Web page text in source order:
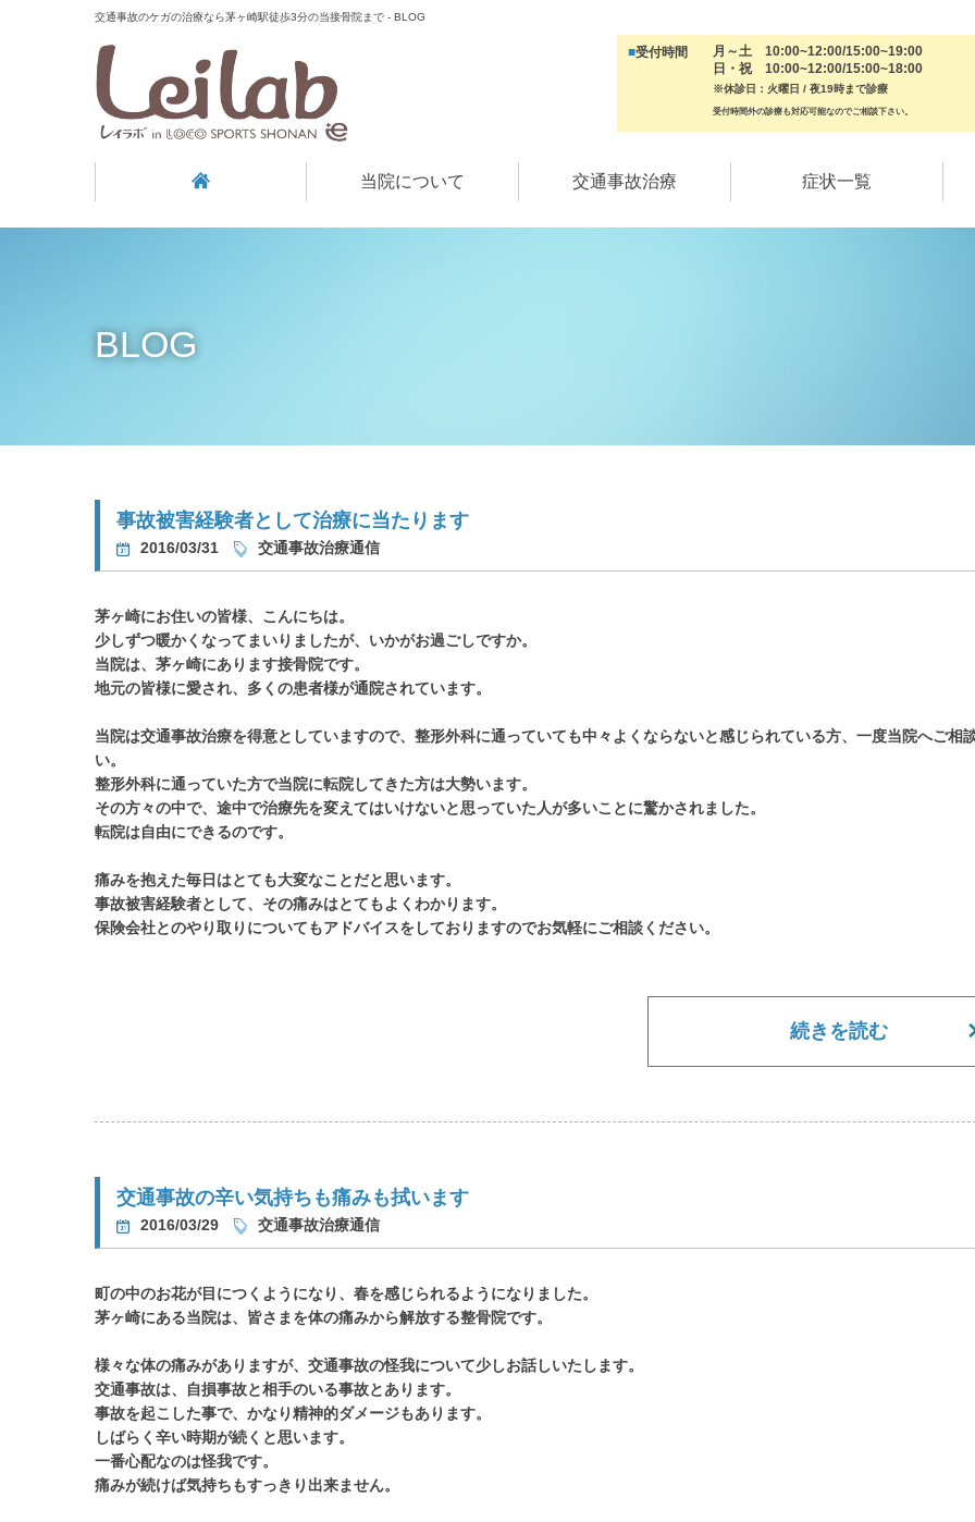
交通事故のケガの治療なら茅ヶ崎駅徒歩3分の当接骨院まで - BLOG
■受付時間
月～土 10:00~12:00/15:00~19:00
日・祝 10:00~12:00/15:00~18:00
※休診日：火曜日 / 夜19時まで診療
受付時間外の診療も対応可能なのでご相談下さい。
当院について 交通事故治療 症状一覧
BLOG
事故被害経験者として治療に当たります
2016/03/31 交通事故治療通信
茅ヶ崎にお住いの皆様、こんにちは。
少しずつ暖かくなってまいりましたが、いかがお過ごしですか。
当院は、茅ヶ崎にあります接骨院です。
地元の皆様に愛され、多くの患者様が通院されています。
当院は交通事故治療を得意としていますので、整形外科に通っていても中々よくならないと感じられている方、一度当院へご相
い。
整形外科に通っていた方で当院に転院してきた方は大勢います。
その方々の中で、途中で治療先を変えてはいけないと思っていた人が多いことに驚かされました。
転院は自由にできるのです。
痛みを抱えた毎日はとても大変なことだと思います。
事故被害経験者として、その痛みはとてもよくわかります。
保険会社とのやり取りについてもアドバイスをしておりますのでお気軽にご相談ください。
続きを読む
交通事故の辛い気持ちも痛みも拭います
2016/03/29 交通事故治療通信
町の中のお花が目につくようになり、春を感じられるようになりました。
茅ヶ崎にある当院は、皆さまを体の痛みから解放する整骨院です。
様々な体の痛みがありますが、交通事故の怪我について少しお話しいたします。
交通事故は、自損事故と相手のいる事故とあります。
事故を起こした事で、かなり精神的ダメージもあります。
しばらく辛い時期が続くと思います。
一番心配なのは怪我です。
痛みが続けば気持ちもすっきり出来ません。